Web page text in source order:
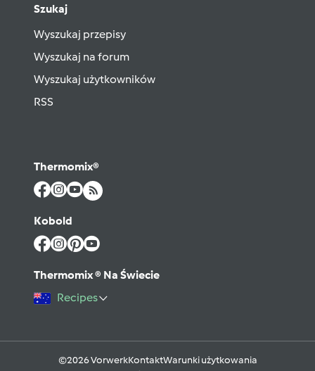
Szukaj
Wyszukaj przepisy
Wyszukaj na forum
Wyszukaj użytkowników
RSS
Thermomix®
Kobold
Thermomix ® Na Świecie
Recipes
©2026 VorwerkKontaktWarunki użytkowania